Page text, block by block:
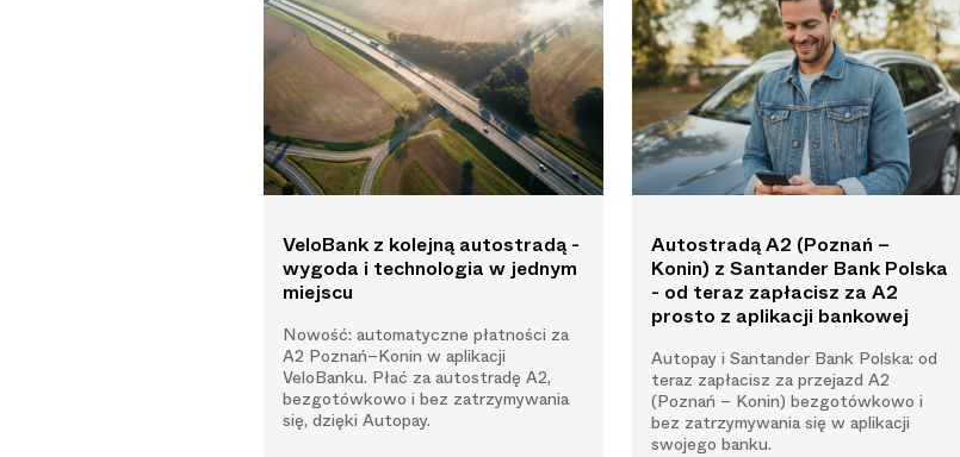
VeloBank z kolejną autostradą -
wygoda i technologia w jednym
miejscu
Nowość: automatyczne płatności za
A2 Poznań–Konin w aplikacji
VeloBanku. Płać za autostradę A2,
bezgotówkowo i bez zatrzymywania
się, dzięki Autopay.
Autostradą A2 (Poznań –
Konin) z Santander Bank Polska
- od teraz zapłacisz za A2
prosto z aplikacji bankowej
Autopay i Santander Bank Polska: od
teraz zapłacisz za przejazd A2
(Poznań – Konin) bezgotówkowo i
bez zatrzymywania się w aplikacji
swojego banku.